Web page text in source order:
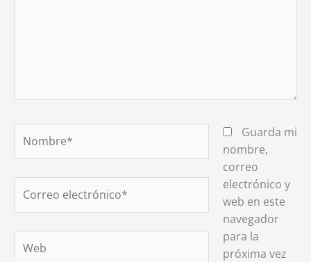
electrónico*
Guarda mi
nombre,
correo
electrónico y
web en este
navegador
para la
próxima vez